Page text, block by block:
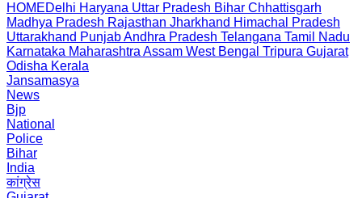
HOMEDelhi Haryana Uttar Pradesh Bihar Chhattisgarh
Madhya Pradesh Rajasthan Jharkhand Himachal Pradesh
Uttarakhand PunjabAndhra Pradesh Telangana Tamil Nadu
Karnataka Maharashtra Assam West Bengal Tripura Gujarat
Odisha Kerala
Jansamasya
News
Bjp
National
Police
Bihar
India
कांग्रेस